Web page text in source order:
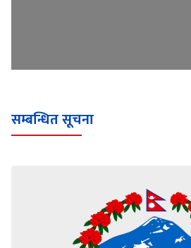
सम्बन्धित सूचना